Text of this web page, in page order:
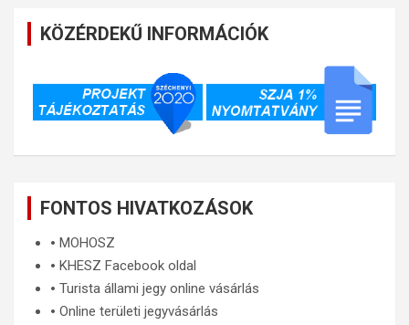
KÖZÉRDEKŰ INFORMÁCIÓK
FONTOS HIVATKOZÁSOK
🞄 MOHOSZ
🞄 KHESZ Facebook oldal
🞄 Turista állami jegy online vásárlás
🞄 Online területi jegyvásárlás